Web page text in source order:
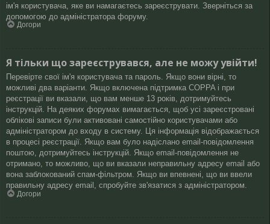
ім'я користувача, яке ви намагаєтесь зареєструвати. Зверніться за
допомогою до адміністратора форуму.
Догори
Я тільки що зареєструвався, але не можу увійти!
Перевірте свої ім'я користувача та пароль. Якщо вони вірні, то
можливі два варіанти. Якщо включена підтримка COPPA і при
реєстрації ви вказали, що вам менше 13 років, дотримуйтесь
інструкцій. На деяких форумах вимагається, щоб усі зареєстровані
облікові записи були активовані самостійно користувачами або
адміністратором до входу в систему. Ця інформація відображається
в процесі реєстрації. Якщо вам було надіслано email-повідомлення
поштою, дотримуйтесь інструкцій. Якщо email-повідомлення не
отримано, то можливо, що ви вказали неправильну адресу email або
вона заблокований спам-фільтром. Якщо ви впевнені, що ви ввели
правильну адресу email, спробуйте зв'язатися з адміністратором.
Догори